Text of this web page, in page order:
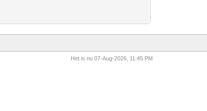
Het is nu 07-Aug-2026, 11:45 PM